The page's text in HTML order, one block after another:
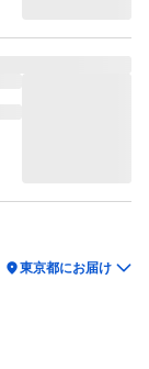
location_on東京都にお届け